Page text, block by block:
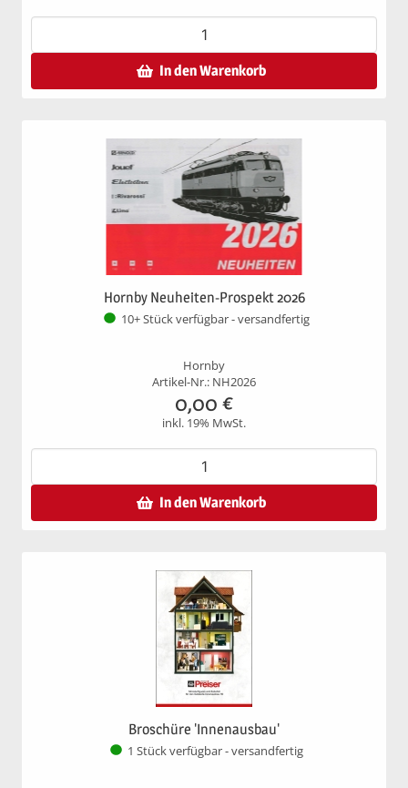
In den Warenkorb
Hornby Neuheiten-Prospekt 2026
10+ Stück verfügbar - versandfertig
Hornby
Artikel-Nr.: NH2026
0,00 €
inkl. 19% MwSt.
In den Warenkorb
Broschüre 'Innenausbau'
1 Stück verfügbar - versandfertig